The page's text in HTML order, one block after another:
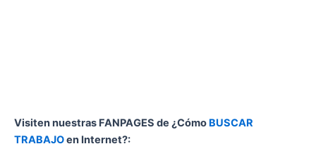
Visiten nuestras FANPAGES de ¿Cómo BUSCAR
TRABAJOen Internet?: